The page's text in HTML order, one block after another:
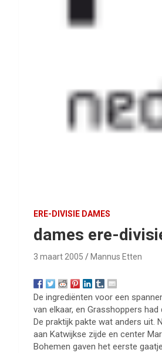
ERE-DIVISIE DAMES
dames ere-
3 maart 2005 Mannus Etten
De ingrediënten voor een
van elkaar, en Grasshoppers
De praktijk pakte wat anders uit.
aan Katwijkse zijde en center
Bohemen gaven het eerste